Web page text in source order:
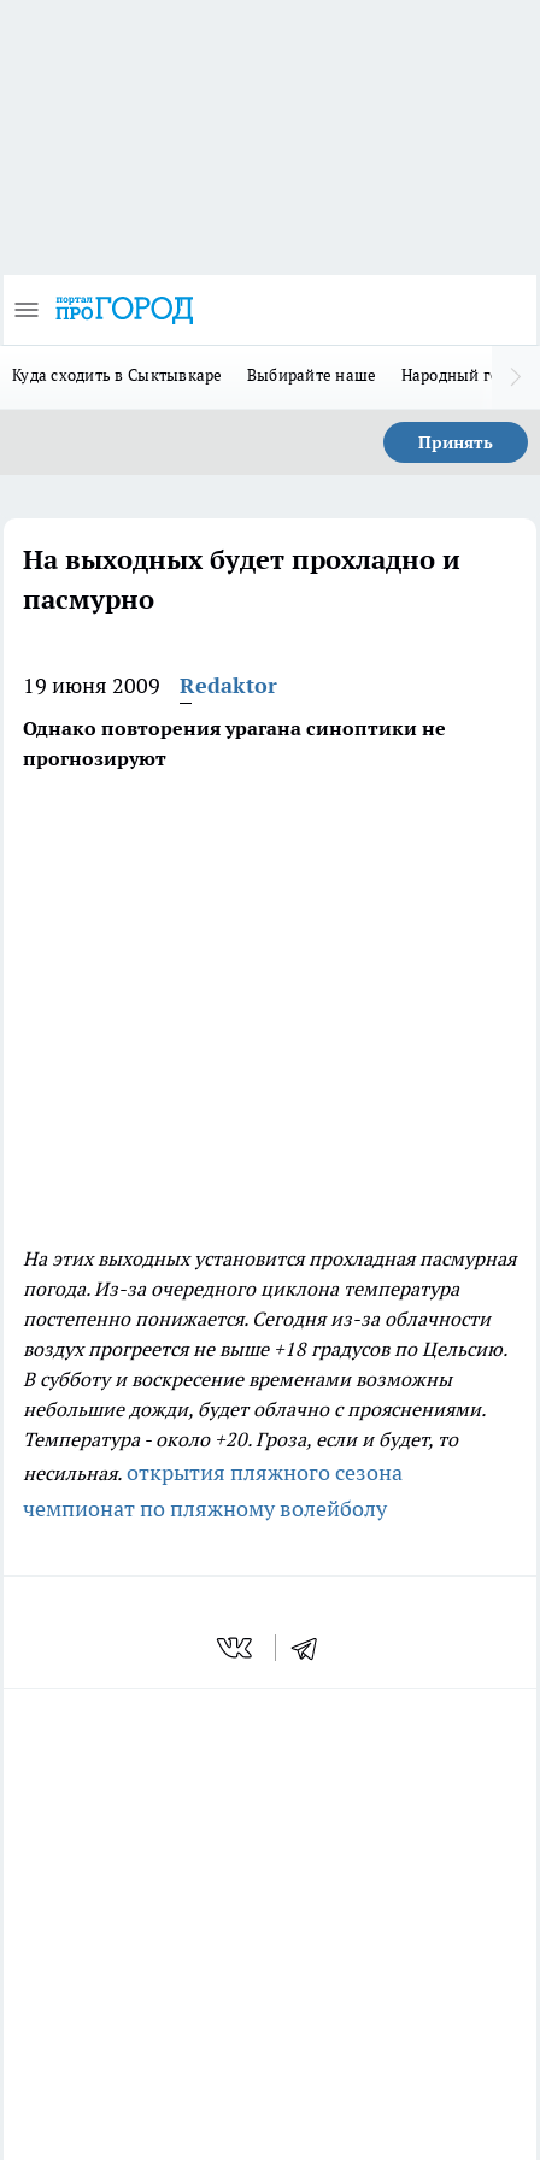
Куда сходить в Сыктывкаре Выбирайте наше Народный герой-
Принять
На выходных будет прохладно и
пасмурно
19 июня 2009 Redaktor
Однако повторения урагана синоптики не
прогнозируют
На этих выходных установится прохладная пасмурная
погода. Из-за очередного циклона температура
постепенно понижается. Сегодня из-за облачности
воздух прогреется не выше +18 градусов по Цельсию.
В субботу и воскресение временами возможны
небольшие дожди, будет облачно с прояснениями.
Температура - около +20. Гроза, если и будет, то
несильная. открытия пляжного сезона
чемпионат по пляжному волейболу